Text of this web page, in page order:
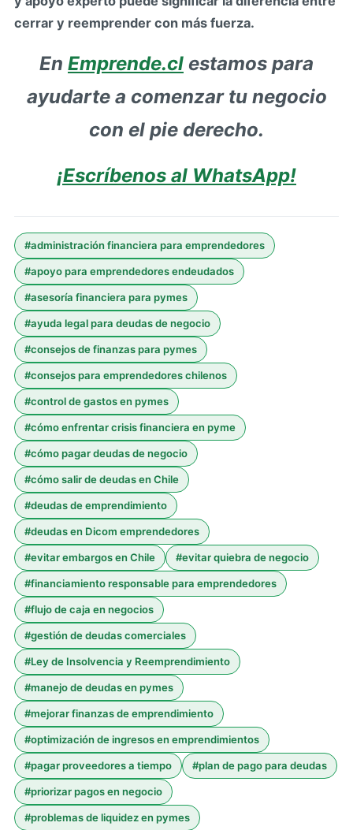
cerrar y reemprender con más fuerza.
En Emprende.cl estamos para
ayudarte a comenzar tu negocio
con el pie derecho.
¡Escríbenos al WhatsApp!
#administración financiera para emprendedores
#apoyo para emprendedores endeudados
#asesoría financiera para pymes
#ayuda legal para deudas de negocio
#consejos de finanzas para pymes
#consejos para emprendedores chilenos
#control de gastos en pymes
#cómo enfrentar crisis financiera en pyme
#cómo pagar deudas de negocio
#cómo salir de deudas en Chile
#deudas de emprendimiento
#deudas en Dicom emprendedores
#evitar embargos en Chile #evitar quiebra de negocio
#financiamiento responsable para emprendedores
#flujo de caja en negocios
#gestión de deudas comerciales
#Ley de Insolvencia y Reemprendimiento
#manejo de deudas en pymes
#mejorar finanzas de emprendimiento
#optimización de ingresos en emprendimientos
#pagar proveedores a tiempo #plan de pago para deudas
#priorizar pagos en negocio
#problemas de liquidez en pymes